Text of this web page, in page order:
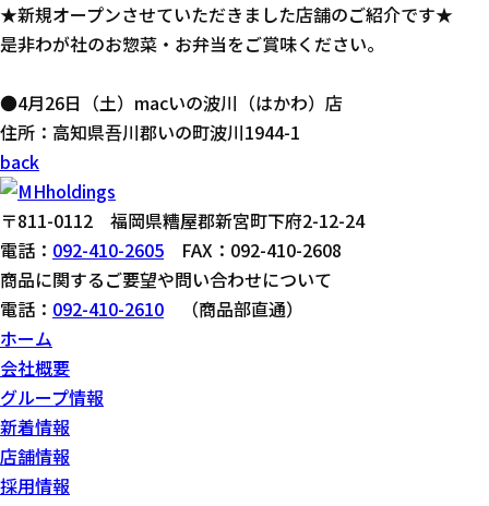
★新規オープンさせていただきました店舗のご紹介です★
是非わが社のお惣菜・お弁当をご賞味ください。
●4月26日（土）macいの波川（はかわ）店
住所：高知県吾川郡いの町波川1944-1
back
〒811-0112 福岡県糟屋郡新宮町下府2-12-24
電話： 092-410-2605 FAX：092-410-2608
商品に関するご要望や問い合わせについて
電話： 092-410-2610 （商品部直通）
ホーム
会社概要
グループ情報
新着情報
店舗情報
採用情報